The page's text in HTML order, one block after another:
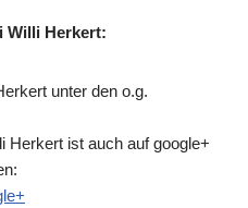
Willi Herkert:
unter den o.g.
Herkert ist auch auf google+